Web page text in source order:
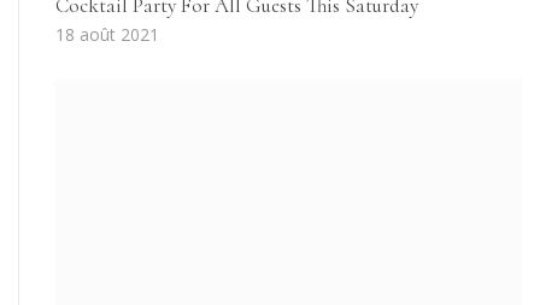
Cocktail Party For All Guests This Saturday
18 août 2021